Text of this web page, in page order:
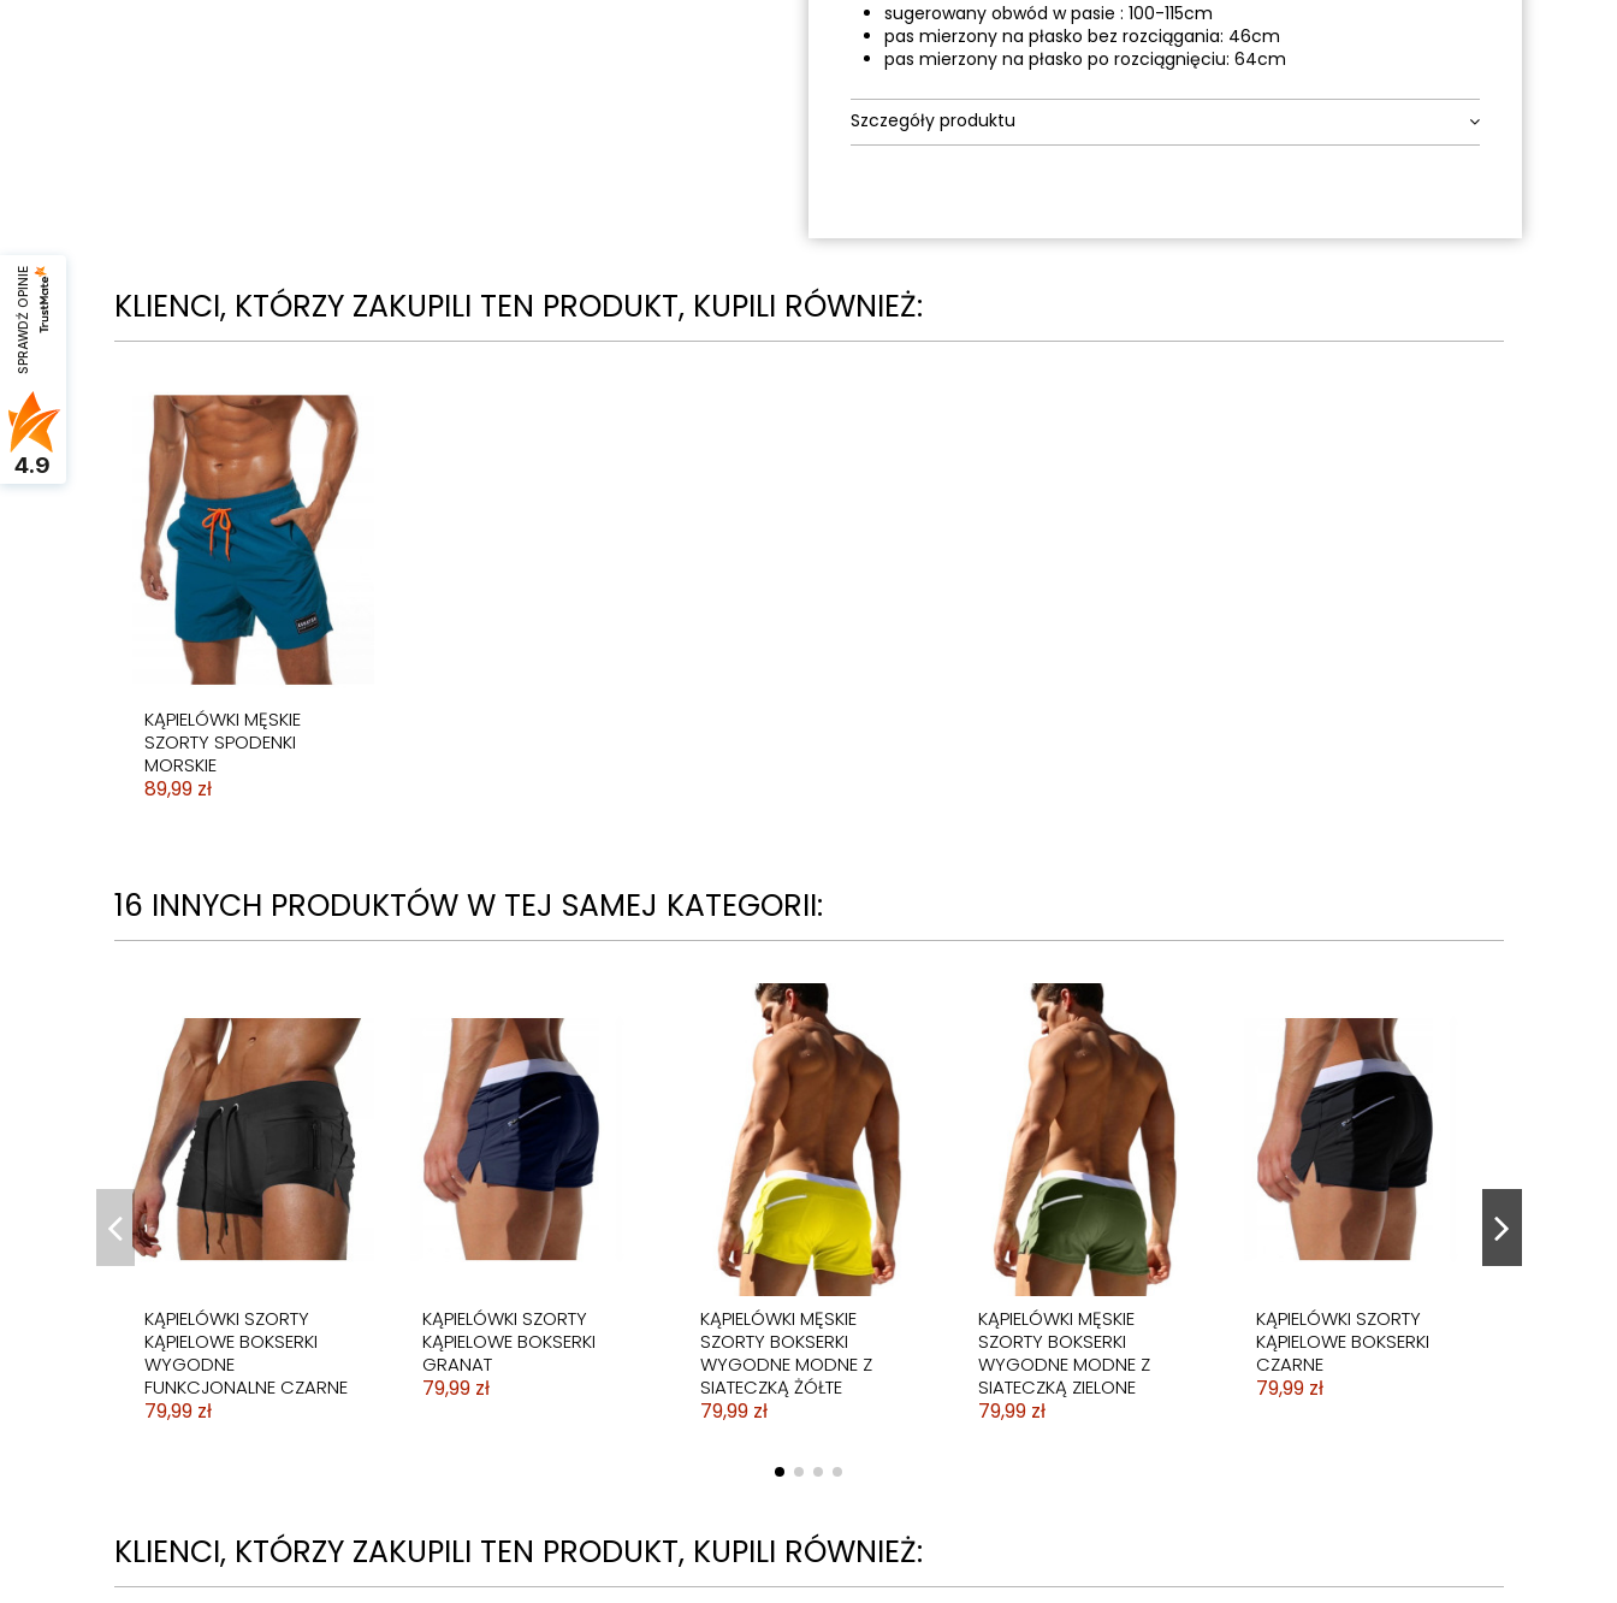
sugerowany obwód w pasie : 100-115cm
pas mierzony na płasko bez rozciągania: 46cm
pas mierzony na płasko po rozciągnięciu: 64cm
Szczegóły produktu
KLIENCI, KTÓRZY ZAKUPILI TEN PRODUKT, KUPILI RÓWNIEŻ:
KĄPIELÓWKI MĘSKIE
SZORTY SPODENKI
MORSKIE
89,99 zł
16 INNYCH PRODUKTÓW W TEJ SAMEJ KATEGORII:
KĄPIELÓWKI SZORTY
KĄPIELOWE BOKSERKI
WYGODNE
FUNKCJONALNE CZARNE
79,99 zł
KĄPIELÓWKI SZORTY
KĄPIELOWE BOKSERKI
GRANAT
79,99 zł
KĄPIELÓWKI MĘSKIE
SZORTY BOKSERKI
WYGODNE MODNE Z
SIATECZKĄ ŻÓŁTE
79,99 zł
KĄPIELÓWKI MĘSKIE
SZORTY BOKSERKI
WYGODNE MODNE Z
SIATECZKĄ ZIELONE
79,99 zł
KĄPIELÓWKI SZORTY
KĄPIELOWE BOKSERKI
CZARNE
79,99 zł
KLIENCI, KTÓRZY ZAKUPILI TEN PRODUKT, KUPILI RÓWNIEŻ:
SPRAWDŹ OPINIE
4.9